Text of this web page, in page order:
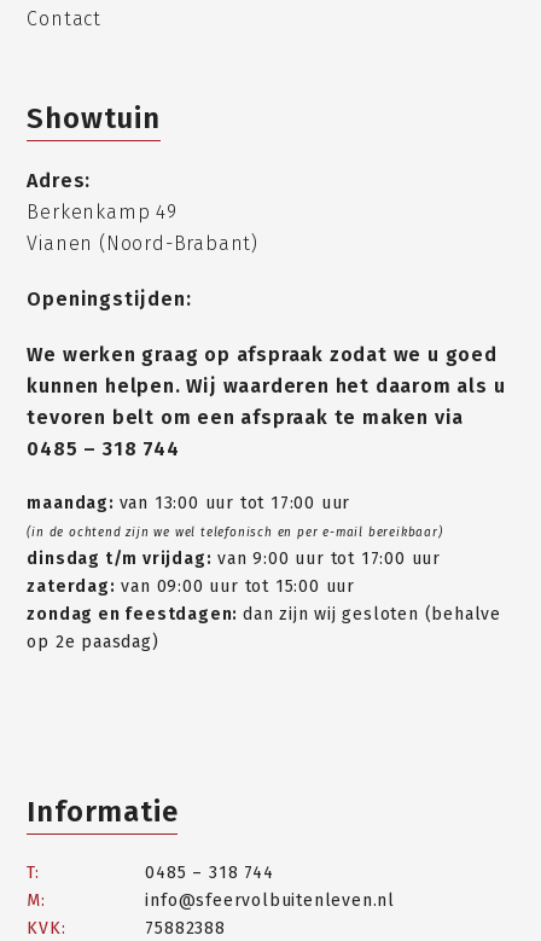
Contact
Showtuin
Adres:
Berkenkamp 49
Vianen (Noord-Brabant)
Openingstijden:
We werken graag op afspraak zodat we u goed
kunnen helpen. Wij waarderen het daarom als u
tevoren belt om een afspraak te maken via
0485 – 318 744
maandag: van 13:00 uur tot 17:00 uur
(in de ochtend zijn we wel telefonisch en per e-mail bereikbaar)
dinsdag t/m vrijdag: van 9:00 uur tot 17:00 uur
zaterdag: van 09:00 uur tot 15:00 uur
zondag en feestdagen:dan zijn wij gesloten (behalve
op 2e paasdag)
Informatie
T:
0485 – 318 744
M:
info@sfeervolbuitenleven.nl
KVK:
75882388